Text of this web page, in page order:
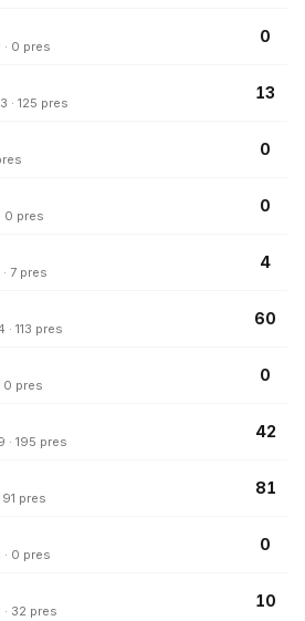
· 0 pres
0
· 125 pres
13
0
0 pres
0
· 7 pres
4
· 113 pres
60
0 pres
0
· 195 pres
42
91 pres
81
· 0 pres
0
· 32 pres
10